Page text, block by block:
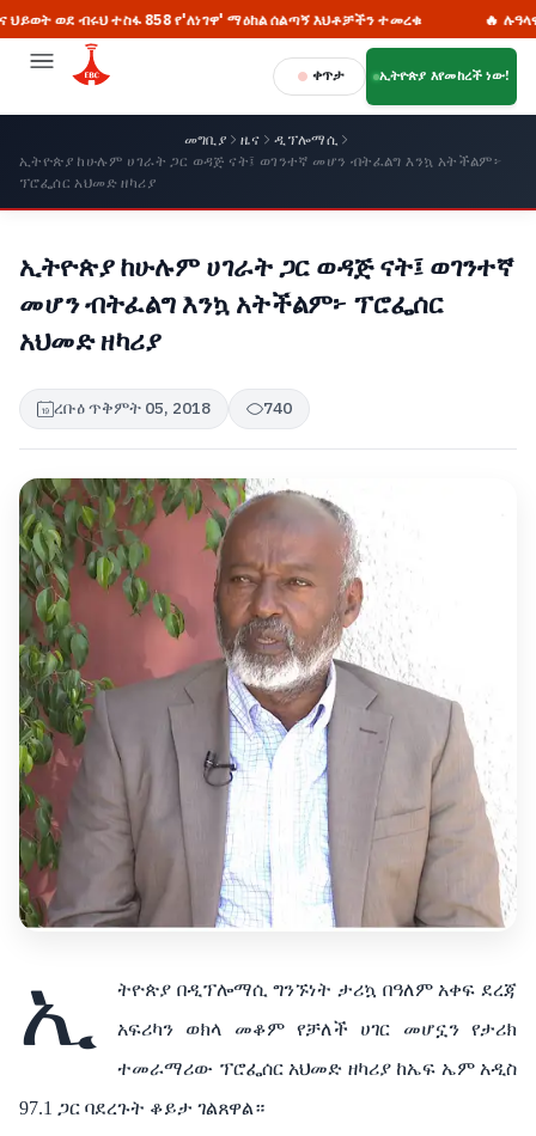
ብሩህ ተስፋ 858 የ'ለነገዋ' ማዕከል ሰልጣኝ እህቶቻችን ተመረቁ 🔥 ሉዓላዊነትን
ቀጥታ ኢትዮጵያ እየመከረች ነው!
መግቢያ ዜና
ዲፕሎማሲ
ኢትዮጵያ ከሁሉም ሀገራት ጋር ወዳጅ ናት፤ ወገንተኛ መሆን ብትፈልግ እንኳ አትችልም፦
ፕሮፌሰር አህመድ ዘካሪያ
ኢትዮጵያ ከሁሉም ሀገራት ጋር ወዳጅ ናት፤ ወገንተኛ
መሆን ብትፈልግ እንኳ አትችልም፦ ፕሮፌሰር
አህመድ ዘካሪያ
ረቡዕ ጥቅምት 05, 2018 740
ኢ
ትዮጵያ በዲፕሎማሲ ግንኙነት ታሪኳ በዓለም አቀፍ ደረጃ
አፍሪካን ወክላ መቆም የቻለች ሀገር መሆኗን የታሪክ
ተመራማሪው ፕሮፌሰር አህመድ ዘካሪያ ከኤፍ ኤም አዲስ
97.1 ጋር ባደረጉት ቆይታ ገልጸዋል።